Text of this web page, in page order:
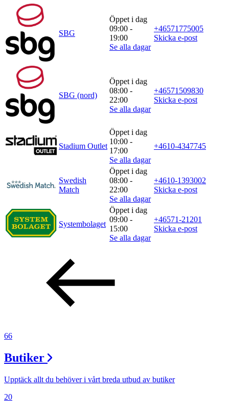
SBG
Öppet i dag
09:00 -
19:00
Se alla dagar
+46571775005
Skicka e-post
SBG (nord)
Öppet i dag
08:00 -
22:00
Se alla dagar
+46571509830
Skicka e-post
Stadium Outlet
Öppet i dag
10:00 -
17:00
Se alla dagar
+4610-4347745
Swedish
Match
Öppet i dag
08:00 -
22:00
Se alla dagar
+4610-1393002
Skicka e-post
Systembolaget
Öppet i dag
09:00 -
15:00
Se alla dagar
+46571-21201
Skicka e-post
66
Butiker
Upptäck allt du behöver i vårt breda utbud av butiker
20